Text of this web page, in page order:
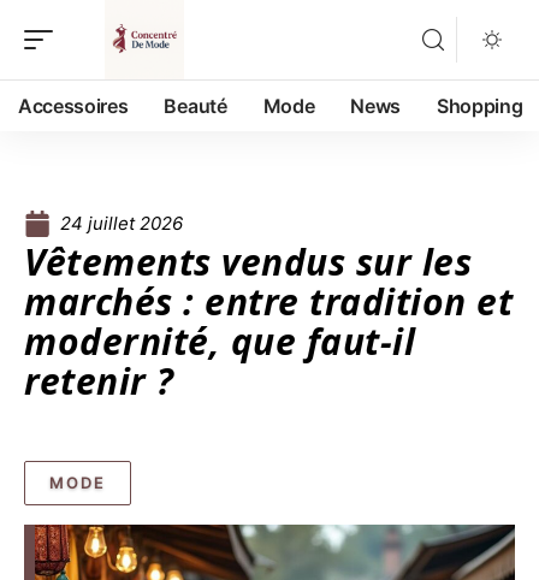
Accessoires Beauté Mode News Shopping
24 juillet 2026
Vêtements vendus sur les
marchés : entre tradition et
modernité, que faut-il
retenir ?
MODE